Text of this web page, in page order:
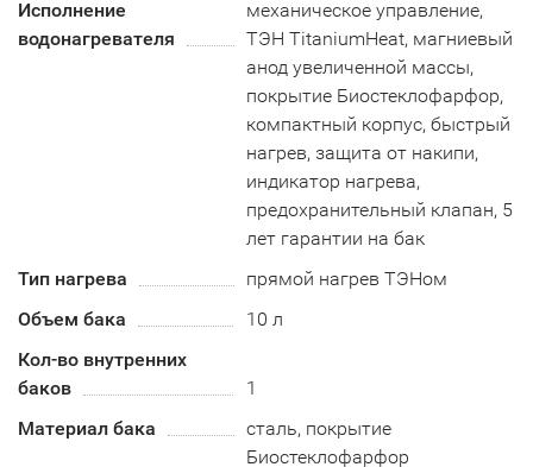
Исполнение
водонагревателя
механическое управление,
ТЭН TitaniumHeat, магниевый
анод увеличенной массы,
покрытие Биостеклофарфор,
компактный корпус, быстрый
нагрев, защита от накипи,
индикатор нагрева,
предохранительный клапан, 5
лет гарантии на бак
Тип нагрева
прямой нагрев ТЭНом
Объем бака
10 л
Кол-во внутренних
баков
1
Материал бака
сталь, покрытие
Биостеклофарфор